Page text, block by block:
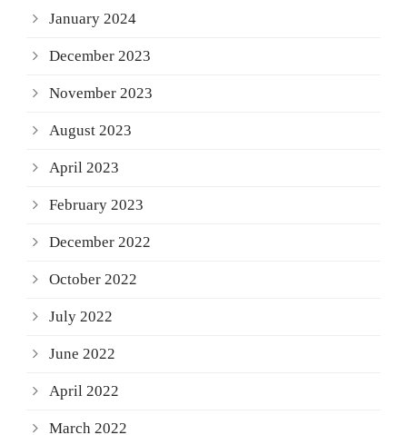
January 2024
December 2023
November 2023
August 2023
April 2023
February 2023
December 2022
October 2022
July 2022
June 2022
April 2022
March 2022